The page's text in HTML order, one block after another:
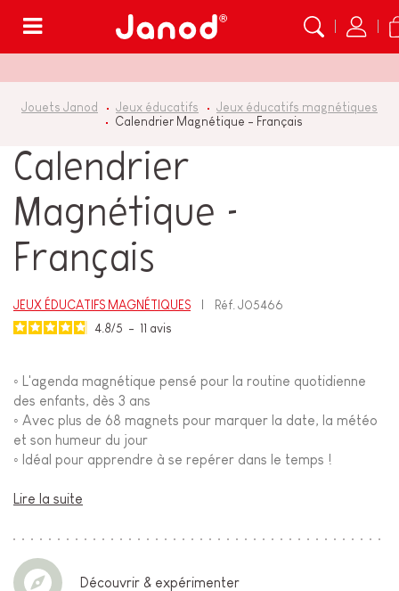
Jouets Janod Jeux éducatifs
Jeux éducatifs magnétiques
Calendrier Magnétique - Français
Calendrier
Magnétique -
Français
JEUX ÉDUCATIFS MAGNÉTIQUES Réf.J05466
4.8/5 - 11 avis
◦ L'agenda magnétique pensé pour la routine quotidienne
des enfants, dès 3 ans
◦ Avec plus de 68 magnets pour marquer la date, la météo
et son humeur du jour
◦ Idéal pour apprendre à se repérer dans le temps !
Lire la suite
Découvrir & expérimenter